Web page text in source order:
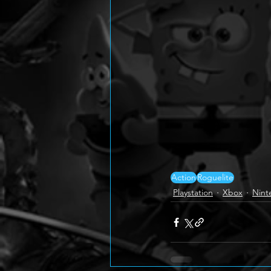
ActionRoguelite
Playstation
Xbox